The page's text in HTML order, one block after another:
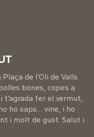
de l’Oli de Valls.
bones, copes a
fer el vermut,
ho saps… vine, i ho
i molt de gust. Salut i